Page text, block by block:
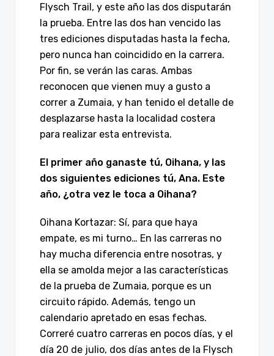
Flysch Trail, y este año las dos disputarán
la prueba. Entre las dos han vencido las
tres ediciones disputadas hasta la fecha,
pero nunca han coincidido en la carrera.
Por fin, se verán las caras. Ambas
reconocen que vienen muy a gusto a
correr a Zumaia, y han tenido el detalle de
desplazarse hasta la localidad costera
para realizar esta entrevista.
El primer año ganaste tú, Oihana, y las
dos siguientes ediciones tú, Ana. Este
año, ¿otra vez le toca a Oihana?
Oihana Kortazar: Sí, para que haya
empate, es mi turno… En las carreras no
hay mucha diferencia entre nosotras, y
ella se amolda mejor a las características
de la prueba de Zumaia, porque es un
circuito rápido. Además, tengo un
calendario apretado en esas fechas.
Correré cuatro carreras en pocos días, y el
día 20 de julio, dos días antes de la Flysch